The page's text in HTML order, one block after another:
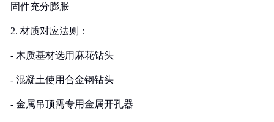
固件充分膨胀
2. 材质对应法则：
- 木质基材选用麻花钻头
- 混凝土使用合金钢钻头
- 金属吊顶需专用金属开孔器